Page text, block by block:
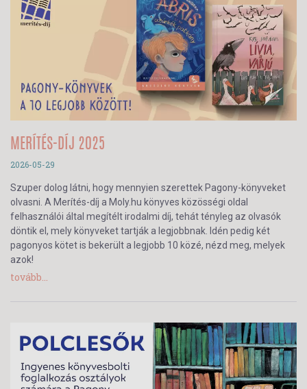
MERÍTÉS-DÍJ 2025
2026-05-29
Szuper dolog látni, hogy mennyien szerettek Pagony-könyveket
olvasni. A Merítés-díj a Moly.hu könyves közösségi oldal
felhasználói által megítélt irodalmi díj, tehát tényleg az olvasók
döntik el, mely könyveket tartják a legjobbnak. Idén pedig két
pagonyos kötet is bekerült a legjobb 10 közé, nézd meg, melyek
azok!
tovább...